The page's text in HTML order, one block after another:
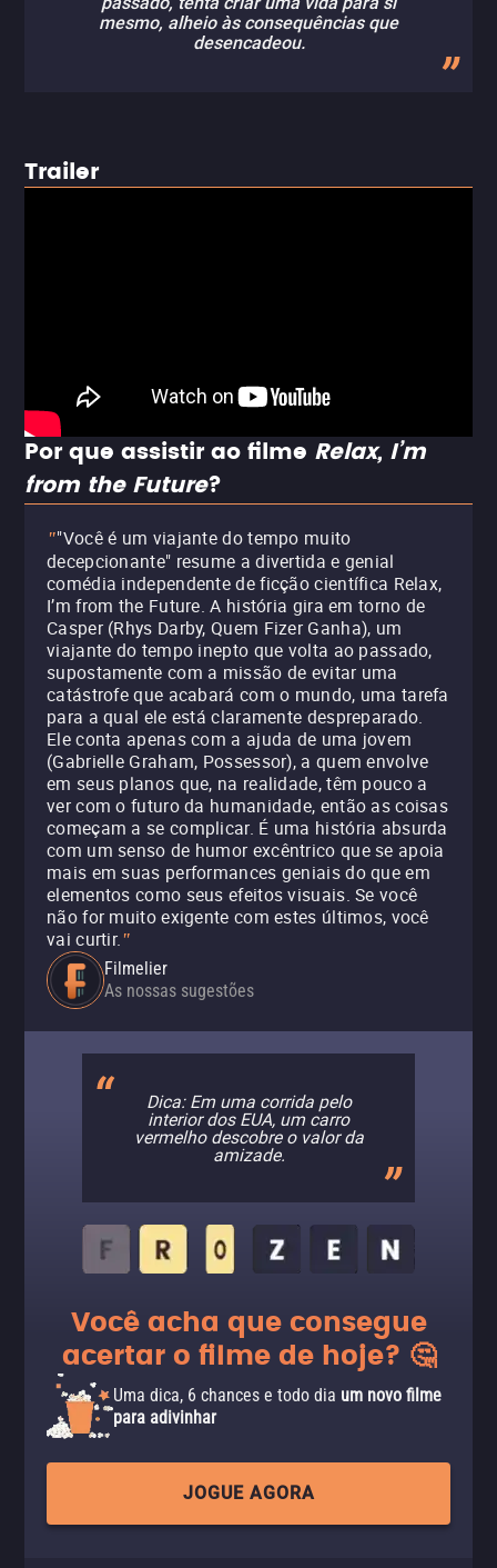
mesmo, alheio às consequências que
desencadeou.
Trailer
Por que assistir ao filme Relax, I’m
from the Future?
""Você é um viajante do tempo muito
decepcionante" resume a divertida e genial
comédia independente de ficção científica Relax,
I’m from the Future. A história gira em torno de
Casper (Rhys Darby, Quem Fizer Ganha), um
viajante do tempo inepto que volta ao passado,
supostamente com a missão de evitar uma
catástrofe que acabará com o mundo, uma tarefa
para a qual ele está claramente despreparado.
Ele conta apenas com a ajuda de uma jovem
(Gabrielle Graham, Possessor), a quem envolve
em seus planos que, na realidade, têm pouco a
ver com o futuro da humanidade, então as coisas
começam a se complicar. É uma história absurda
com um senso de humor excêntrico que se apoia
mais em suas performances geniais do que em
elementos como seus efeitos visuais. Se você
não for muito exigente com estes últimos, você
vai curtir."
Filmelier
As nossas sugestões
Dica: Em uma corrida pelo
interior dos EUA, um carro
vermelho descobre o valor da
amizade.
Você acha que consegue
acertar o filme de hoje? 🤔
Uma dica, 6 chances e todo dia um novo filme
para adivinhar
JOGUE AGORA